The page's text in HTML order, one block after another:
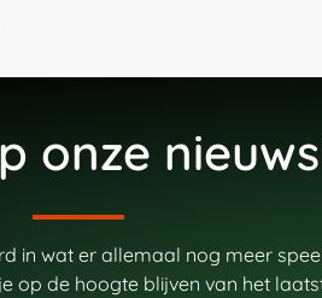
onze
in wat er allemaal nog meer
op de hoogte blijven van het